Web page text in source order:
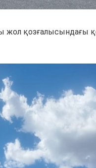
жол қозғалысындағы